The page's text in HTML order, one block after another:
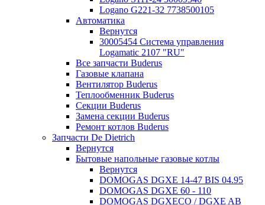
Logano G221-32 7738500105
Автоматика
Вернутся
30005454 Система управления
Logamatic 2107 "RU"
Все запчасти Buderus
Газовые клапана
Вентилятор Buderus
Теплообменник Buderus
Секции Buderus
Замена секции Buderus
Ремонт котлов Buderus
Запчасти De Dietrich
Вернутся
Бытовые напольные газовые котлы
Вернутся
DOMOGAS DGXE 14-47 BIS 04.95
DOMOGAS DGXE 60 - 110
DOMOGAS DGXECO / DGXE AB